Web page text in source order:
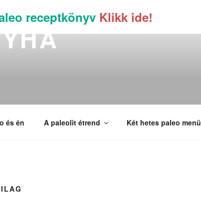
receptkönyv Klikk ide!
és én A paleolit étrend Két hetes paleo menü